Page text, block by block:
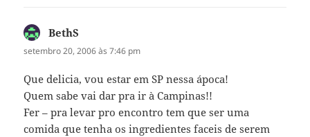
BethS
setembro 20, 2006 às 7:46 pm
Que delicia, vou estar em SP nessa ápoca!
Quem sabe vai dar pra ir à Campinas!!
Fer – pra levar pro encontro tem que ser uma
comida que tenha os ingredientes faceis de serem